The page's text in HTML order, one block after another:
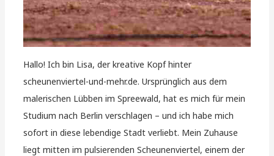
Hallo! Ich bin Lisa, der kreative Kopf hinter
scheunenviertel-und-mehr.de. Ursprünglich aus dem
malerischen Lübben im Spreewald, hat es mich für mein
Studium nach Berlin verschlagen – und ich habe mich
sofort in diese lebendige Stadt verliebt. Mein Zuhause
liegt mitten im pulsierenden Scheunenviertel, einem der